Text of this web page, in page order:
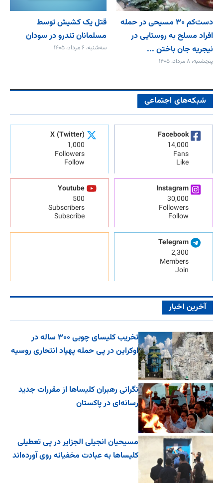
دست‌کم ۳۰ مسیحی در حمله
افراد مسلح به روستایی در
نیجریه جان باختن ...
پنجشنبه، ۸ مرداد، ۱۴۰۵
قتل یک کشیش توسط
مسلمانان تندرو در سودان
سه‌شنبه، ۶ مرداد، ۱۴۰۵
شبکه‌های اجتماعی
Facebook
14,000
Fans
Like
X (Twitter)
1,000
Followers
Follow
Instagram
30,000
Followers
Follow
Youtube
500
Subscribers
Subscribe
Telegram
2,300
Members
Join
آخرین اخبار
تخریب کلیسای چوبی ۳۰۰ ساله در
اوکراین در پی حمله پهپاد انتحاری روسیه
نگرانی رهبران کلیساها از مقررات جدید
رسانه‌ای در پاکستان
مسیحیان انجیلی الجزایر در پی تعطیلی
کلیساها به عبادت مخفیانه روی آورده‌اند